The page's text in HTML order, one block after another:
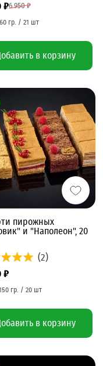
6 950 ₽
₽
в корзину
пирожных
и "Наполеон", 20
(2)
₽
в корзину